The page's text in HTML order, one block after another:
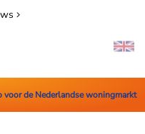
de Nederlandse woningmarkt